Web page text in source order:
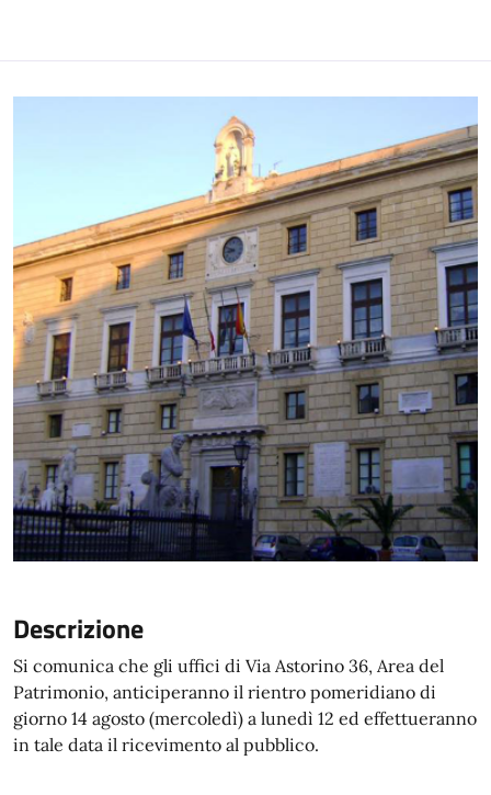
Descrizione
Si comunica che gli uffici di Via Astorino 36, Area del
Patrimonio, anticiperanno il rientro pomeridiano di
giorno 14 agosto (mercoledì) a lunedì 12 ed effettueranno
in tale data il ricevimento al pubblico.